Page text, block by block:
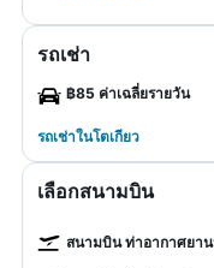
รถเช่า
฿85 ค่าเฉลี่ยรายวัน
รถเช่าในโตเกียว
เลือกสนามบิน
สนามบิน ท่าอากาศยา